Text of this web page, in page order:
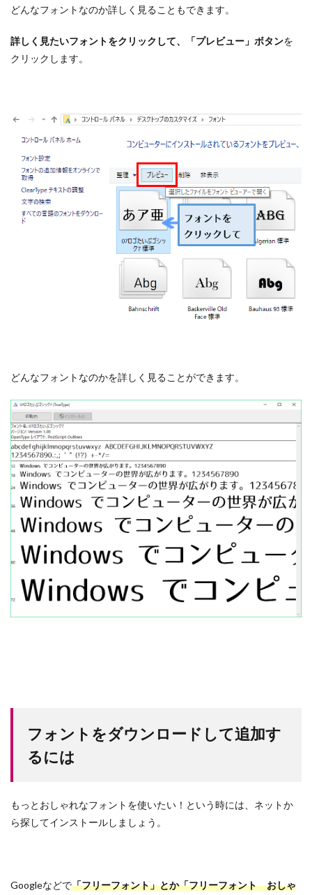
どんなフォントなのか詳しく見ることもできます。
詳しく見たいフォントをクリックして、「プレビュー」ボタンを
クリックします。
どんなフォントなのかを詳しく見ることができます。
フォントをダウンロードして追加す
るには
もっとおしゃれなフォントを使いたい！という時には、ネットか
ら探してインストールしましょう。
Googleなどで「フリーフォント」とか「フリーフォント おしゃ